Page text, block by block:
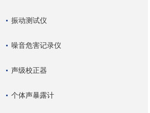
振动测试仪
噪音危害记录仪
声级校正器
个体声暴露计